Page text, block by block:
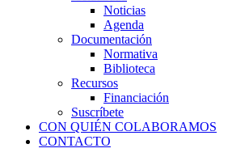
Noticias
Agenda
Documentación
Normativa
Biblioteca
Recursos
Financiación
Suscríbete
CON QUIÉN COLABORAMOS
CONTACTO